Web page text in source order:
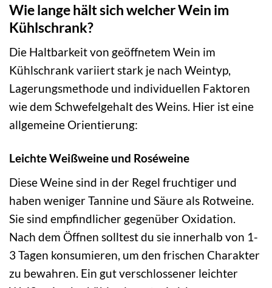
Wie lange hält sich welcher Wein im
Kühlschrank?
Die Haltbarkeit von geöffnetem Wein im
Kühlschrank variiert stark je nach Weintyp,
Lagerungsmethode und individuellen Faktoren
wie dem Schwefelgehalt des Weins. Hier ist eine
allgemeine Orientierung:
Leichte Weißweine und Roséweine
Diese Weine sind in der Regel fruchtiger und
haben weniger Tannine und Säure als Rotweine.
Sie sind empfindlicher gegenüber Oxidation.
Nach dem Öffnen solltest du sie innerhalb von 1-
3 Tagen konsumieren, um den frischen Charakter
zu bewahren. Ein gut verschlossener leichter